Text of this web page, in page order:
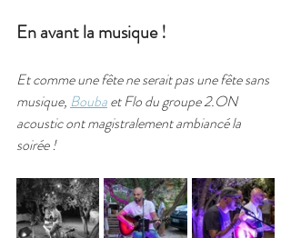
En avant la musique !
Et comme une fête ne serait pas une fête sans
musique, Bouba et Flo du groupe 2.ON
acoustic ont magistralement ambiancé la
soirée !